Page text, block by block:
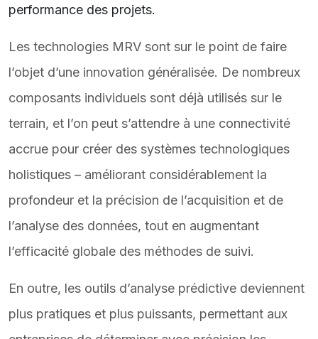
performance des projets.
Les technologies MRV sont sur le point de faire
l’objet d’une innovation généralisée. De nombreux
composants individuels sont déjà utilisés sur le
terrain, et l’on peut s’attendre à une connectivité
accrue pour créer des systèmes technologiques
holistiques – améliorant considérablement la
profondeur et la précision de l’acquisition et de
l’analyse des données, tout en augmentant
l’efficacité globale des méthodes de suivi.
En outre, les outils d’analyse prédictive deviennent
plus pratiques et plus puissants, permettant aux